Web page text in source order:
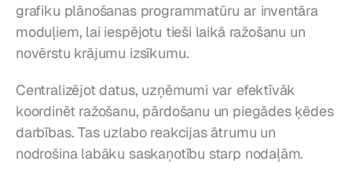
grafiku plānošanas programmatūru ar inventāra
moduļiem, lai iespējotu tieši laikā ražošanu un
novērstu krājumu izsīkumu.
Centralizējot datus, uzņēmumi var efektīvāk
koordinēt ražošanu, pārdošanu un piegādes ķēdes
darbības. Tas uzlabo reakcijas ātrumu un
nodrošina labāku saskaņotību starp nodaļām.